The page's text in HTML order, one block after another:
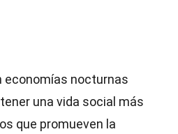
economías nocturnas
una vida social más
que promueven la